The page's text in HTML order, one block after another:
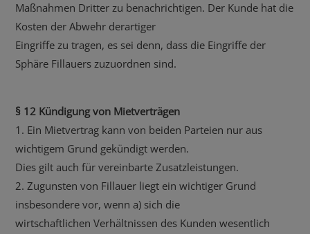
Maßnahmen Dritter zu benachrichtigen. Der Kunde hat die
Kosten der Abwehr derartiger
Eingriffe zu tragen, es sei denn, dass die Eingriffe der
Sphäre Fillauers zuzuordnen sind.
§ 12 Kündigung von Mietverträgen
1. Ein Mietvertrag kann von beiden Parteien nur aus
wichtigem Grund gekündigt werden.
Dies gilt auch für vereinbarte Zusatzleistungen.
2. Zugunsten von Fillauer liegt ein wichtiger Grund
insbesondere vor, wenn a) sich die
wirtschaftlichen Verhältnissen des Kunden wesentlich